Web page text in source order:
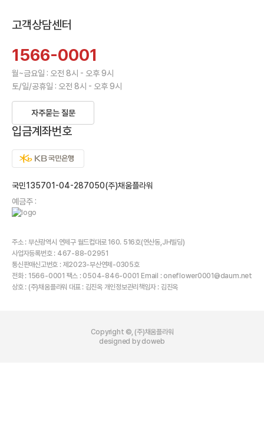
고객상담센터
1566-0001
월~금요일 : 오전 8시 - 오후 9시
토/일/공휴일 : 오전 8시 - 오후 9시
자주묻는 질문
입금계좌번호
국민135701-04-287050(주)채움플라워
예금주 :
주소 : 부산광역시 연제구 월드컵대로 160. 516호(연산동,JH빌딩)
사업자등록번호 : 467-88-02951
통신판매신고번호 : 제2023-부산연제-0305호
전화 : 1566-0001 팩스 : 0504-846-0001 Email : oneflower0001@daum.net
상호 : (주)채움플라워 대표 : 김진옥 개인정보관리책임자 : 김진옥
Copyright ©, (주)채움플라워
designed by doweb